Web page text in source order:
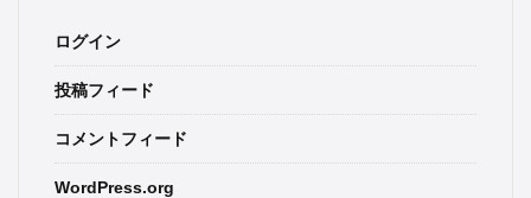
ログイン
投稿フィード
コメントフィード
WordPress.org